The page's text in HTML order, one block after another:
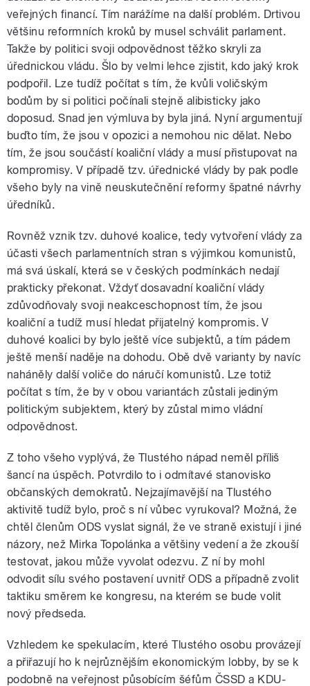
veřejných financí. Tím narážíme na další problém. Drtivou
většinu reformních kroků by musel schválit parlament.
Takže by politici svoji odpovědnost těžko skryli za
úřednickou vládu. Šlo by velmi lehce zjistit, kdo jaký krok
podpořil. Lze tudíž počítat s tím, že kvůli voličským
bodům by si politici počínali stejně alibisticky jako
doposud. Snad jen výmluva by byla jiná. Nyní argumentují
buďto tím, že jsou v opozici a nemohou nic dělat. Nebo
tím, že jsou součástí koaliční vlády a musí přistupovat na
kompromisy. V případě tzv. úřednické vlády by pak podle
všeho byly na vině neuskutečnění reformy špatné návrhy
úředníků.
Rovněž vznik tzv. duhové koalice, tedy vytvoření vlády za
účasti všech parlamentních stran s výjimkou komunistů,
má svá úskalí, která se v českých podmínkách nedají
prakticky překonat. Vždyť dosavadní koaliční vlády
zdůvodňovaly svoji neakceschopnost tím, že jsou
koaliční a tudíž musí hledat přijatelný kompromis. V
duhové koalici by bylo ještě více subjektů, a tím pádem
ještě menší naděje na dohodu. Obě dvě varianty by navíc
naháněly další voliče do náručí komunistů. Lze totiž
počítat s tím, že by v obou variantách zůstali jediným
politickým subjektem, který by zůstal mimo vládní
odpovědnost.
Z toho všeho vyplývá, že Tlustého nápad neměl příliš
šancí na úspěch. Potvrdilo to i odmítavé stanovisko
občanských demokratů. Nejzajímavější na Tlustého
aktivitě tudíž bylo, proč s ní vůbec vyrukoval? Možná, že
chtěl členům ODS vyslat signál, že ve straně existují i jiné
názory, než Mirka Topolánka a většiny vedení a že zkouší
testovat, jakou může vyvolat odezvu. Z ní by mohl
odvodit sílu svého postavení uvnitř ODS a případně zvolit
taktiku směrem ke kongresu, na kterém se bude volit
nový předseda.
Vzhledem ke spekulacím, které Tlustého osobu provázejí
a přiřazují ho k nejrůznějším ekonomickým lobby, by se k
podobně na veřejnost působícím šéfům ČSSD a KDU-